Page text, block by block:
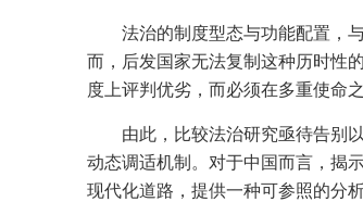
法治的制度型态与功能配置，
而，后发国家无法复制这种历时性
度上评判优劣，而必须在多重使命
由此，比较法治研究亟待告别
动态调适机制。对于中国而言，揭
现代化道路，提供一种可参照的分析